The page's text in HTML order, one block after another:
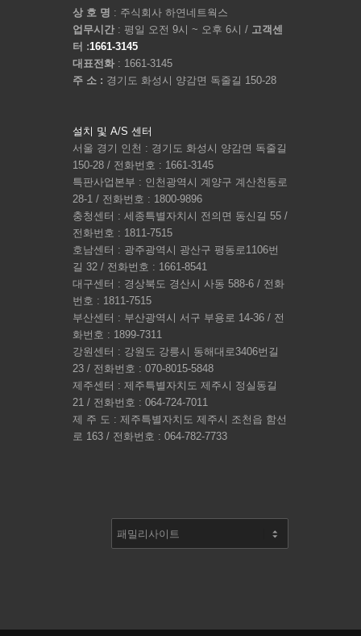
상 호 명 : 주식회사 하연네트웍스
업무시간 : 평일 오전 9시 ~ 오후 6시 / 고객센
터 :1661-3145
대표전화 : 1661-3145
주 소 : 경기도 화성시 양감면 독줄길 150-28
설치 및 A/S 센터
서울 경기 인천 : 경기도 화성시 양감면 독줄길
150-28 / 전화번호 : 1661-3145
특판사업본부 : 인천광역시 계양구 계산천동로
28-1 / 전화번호 : 1800-9896
충청센터 : 세종특별자치시 전의면 동신길 55 /
전화번호 : 1811-7515
호남센터 : 광주광역시 광산구 평동로1106번
길 32 / 전화번호 : 1661-8541
대구센터 : 경상북도 경산시 사동 588-6 / 전화
번호 : 1811-7515
부산센터 : 부산광역시 서구 부용로 14-36 / 전
화번호 : 1899-7311
강원센터 : 강원도 강릉시 동해대로3406번길
23 / 전화번호 : 070-8015-5848
제주센터 : 제주특별자치도 제주시 정실동길
21 / 전화번호 : 064-724-7011
제 주 도 : 제주특별자치도 제주시 조천읍 함선
로 163 / 전화번호 : 064-782-7733